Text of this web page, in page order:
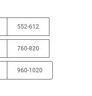
552-612
760-820
960-1020